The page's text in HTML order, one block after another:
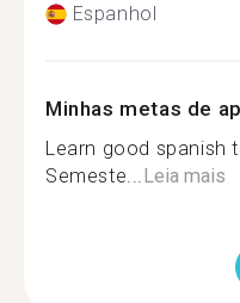
Espanhol
Minhas metas de
Learn good spanish
Semeste...Leia mais